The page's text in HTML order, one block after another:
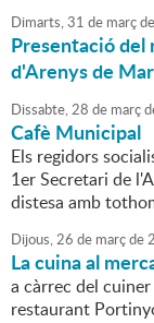
Dimarts,31 de marçde
Presentació
d'Arenys de Mar
Dissabte,28 de març
Cafè Municipal
Els regidors
1er Secretari de
distesa amb
Dijous,26 de marçde
La cuina al
a càrrec del
restaurant